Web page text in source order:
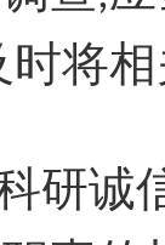
时将
研诚